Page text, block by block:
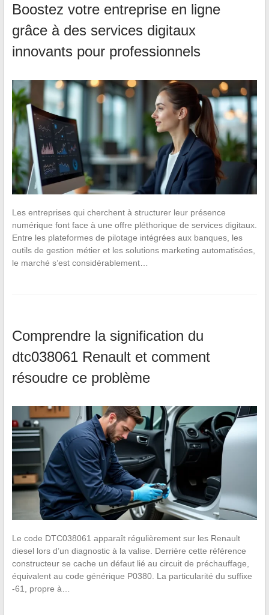
Boostez votre entreprise en ligne
grâce à des services digitaux
innovants pour professionnels
Les entreprises qui cherchent à structurer leur présence
numérique font face à une offre pléthorique de services digitaux.
Entre les plateformes de pilotage intégrées aux banques, les
outils de gestion métier et les solutions marketing automatisées,
le marché s’est considérablement…
Comprendre la signification du
dtc038061 Renault et comment
résoudre ce problème
Le code DTC038061 apparaît régulièrement sur les Renault
diesel lors d’un diagnostic à la valise. Derrière cette référence
constructeur se cache un défaut lié au circuit de préchauffage,
équivalent au code générique P0380. La particularité du suffixe
-61, propre à…